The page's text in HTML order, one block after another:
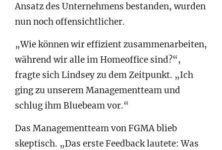
Ansatz des Unternehmens bestanden, wurden
nun noch offensichtlicher.
„Wie können wir effizient zusammenarbeiten,
während wir alle im Homeoffice sind?“,
fragte sich Lindsey zu dem Zeitpunkt. „Ich
ging zu unserem Managementteam und
schlug ihm Bluebeam vor.“
Das Managementteam von FGMA blieb
skeptisch. „Das erste Feedback lautete: Was